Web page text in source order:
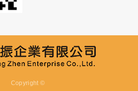
Copyright ©